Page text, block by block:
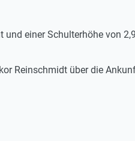
und einer Schulterhöhe von
Reinschmidt über die